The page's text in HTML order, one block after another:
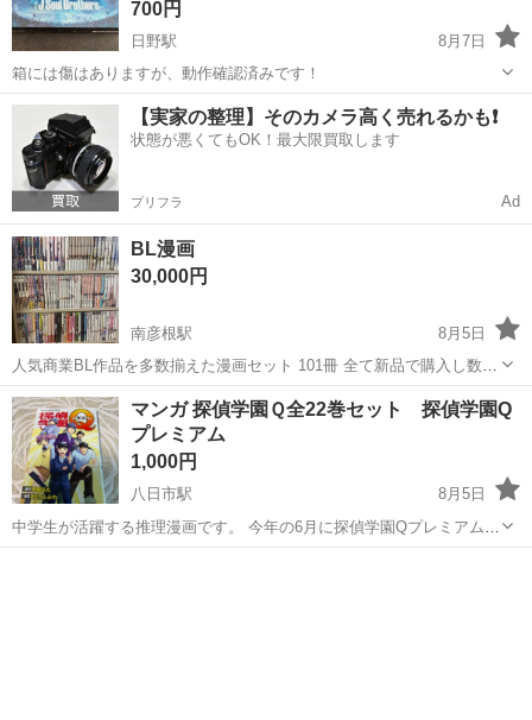
700円
日野駅
8月7日
箱には傷はありますが、動作確認済みです！
滋賀 蒲生郡 日野駅 DVD/ブルーレイ
【実家の整理】そのカメラ高く売れるかも❗️
状態が悪くてもOK！最大限買取します
プリフラ Ad
BL漫画
30,000円
南彦根駅
8月5日
人気商業BL作品を多数揃えた漫画セット 101冊 全て新品で購入し数回
だけ読みました 早く売りたいので値段交渉受け付けます コスメティッ
ク・プレイラバー、ハレルヤベイビー、みなと商事コインランドリー
ギヴン などあり...
滋賀 彦根市 南彦根駅 マンガ、コミック、アニメ
マンガ 探偵学園Ｑ全22巻セット 探偵学園Q
プレミアム
1,000円
八日市駅
8月5日
中学生が活躍する推理漫画です。 今年の6月に探偵学園Qプレミアムを
追加で購入しました。 読み終わったので出品します。